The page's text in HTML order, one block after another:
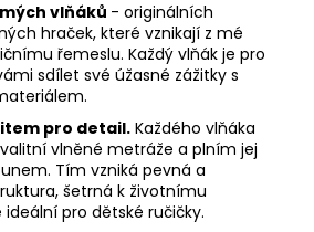
vlňáků - originálních
hraček, které vznikají z mé
řemeslu. Každý vlňák je pro
sdílet své úžasné zážitky s
pro detail. Každého vlňáka
vlněné metráže a plním jej
Tím vzniká pevná a
šetrná k životnímu
pro dětské ručičky.